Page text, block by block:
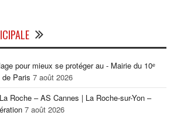
pour mieux se protéger au - Mairie du 10ᵉ
Paris 7 août 2026
Roche – AS Cannes | La Roche-sur-Yon –
7 août 2026